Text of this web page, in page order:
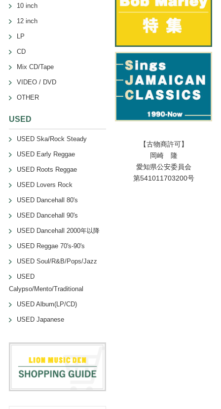
10 inch
12 inch
LP
CD
Mix CD/Tape
VIDEO / DVD
OTHER
USED
USED Ska/Rock Steady
USED Early Reggae
USED Roots Reggae
USED Lovers Rock
USED Dancehall 80's
USED Dancehall 90's
USED Dancehall 2000年以降
USED Reggae 70's-90's
USED Soul/R&B/Pops/Jazz
USED
Calypso/Mento/Traditional
USED Album(LP/CD)
USED Japanese
【古物商許可】
岡崎 隆
愛知県公安委員会
第541011703200号